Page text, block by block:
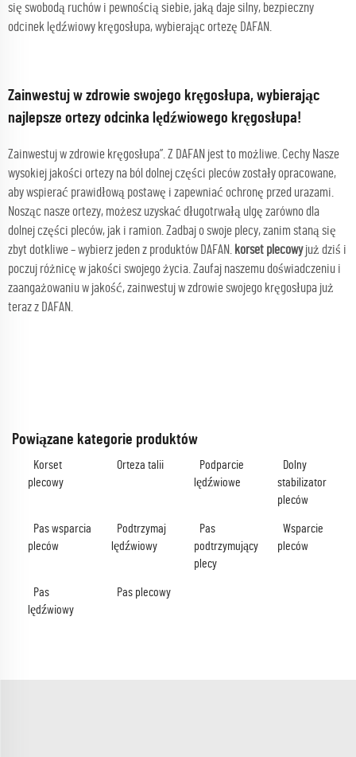
się swobodą ruchów i pewnością siebie, jaką daje silny, bezpieczny
odcinek lędźwiowy kręgosłupa, wybierając ortezę DAFAN.
Zainwestuj w zdrowie swojego kręgosłupa, wybierając
najlepsze ortezy odcinka lędźwiowego kręgosłupa!
Zainwestuj w zdrowie kręgosłupa”. Z DAFAN jest to możliwe. Cechy Nasze
wysokiej jakości ortezy na ból dolnej części pleców zostały opracowane,
aby wspierać prawidłową postawę i zapewniać ochronę przed urazami.
Nosząc nasze ortezy, możesz uzyskać długotrwałą ulgę zarówno dla
dolnej części pleców, jak i ramion. Zadbaj o swoje plecy, zanim staną się
zbyt dotkliwe – wybierz jeden z produktów DAFAN.
korset plecowyjuż dziś i
poczuj różnicę w jakości swojego życia. Zaufaj naszemu doświadczeniu i
zaangażowaniu w jakość, zainwestuj w zdrowie swojego kręgosłupa już
teraz z DAFAN.
Powiązane kategorie produktów
Korset
plecowy
Orteza talii
Podparcie
lędźwiowe
Dolny
stabilizator
pleców
Pas wsparcia
pleców
Podtrzymaj
lędźwiowy
Pas
podtrzymujący
plecy
Wsparcie
pleców
Pas
lędźwiowy
Pas plecowy